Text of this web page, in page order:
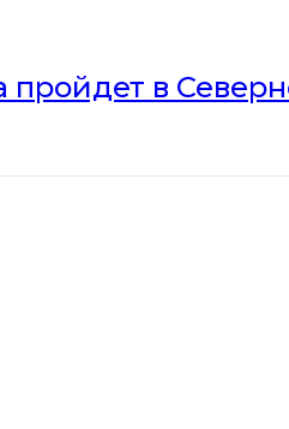
пройдет в